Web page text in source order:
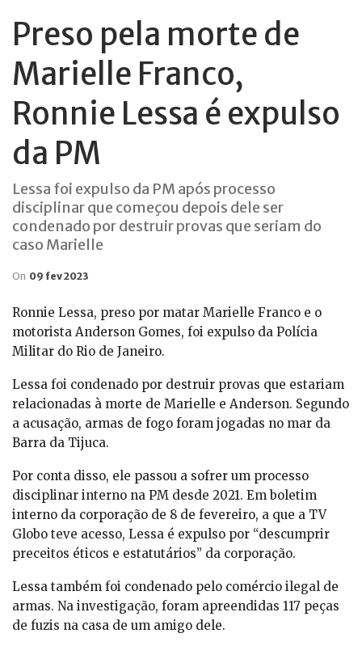
Preso pela morte de
Marielle Franco,
Ronnie Lessa é expulso
da PM
Lessa foi expulso da PM após processo
disciplinar que começou depois dele ser
condenado por destruir provas que seriam do
caso Marielle
On 09 fev 2023
Ronnie Lessa, preso por matar Marielle Franco e o
motorista Anderson Gomes, foi expulso da Polícia
Militar do Rio de Janeiro.
Lessa foi condenado por destruir provas que estariam
relacionadas à morte de Marielle e Anderson. Segundo
a acusação, armas de fogo foram jogadas no mar da
Barra da Tijuca.
Por conta disso, ele passou a sofrer um processo
disciplinar interno na PM desde 2021. Em boletim
interno da corporação de 8 de fevereiro, a que a TV
Globo teve acesso, Lessa é expulso por “descumprir
preceitos éticos e estatutários” da corporação.
Lessa também foi condenado pelo comércio ilegal de
armas. Na investigação, foram apreendidas 117 peças
de fuzis na casa de um amigo dele.